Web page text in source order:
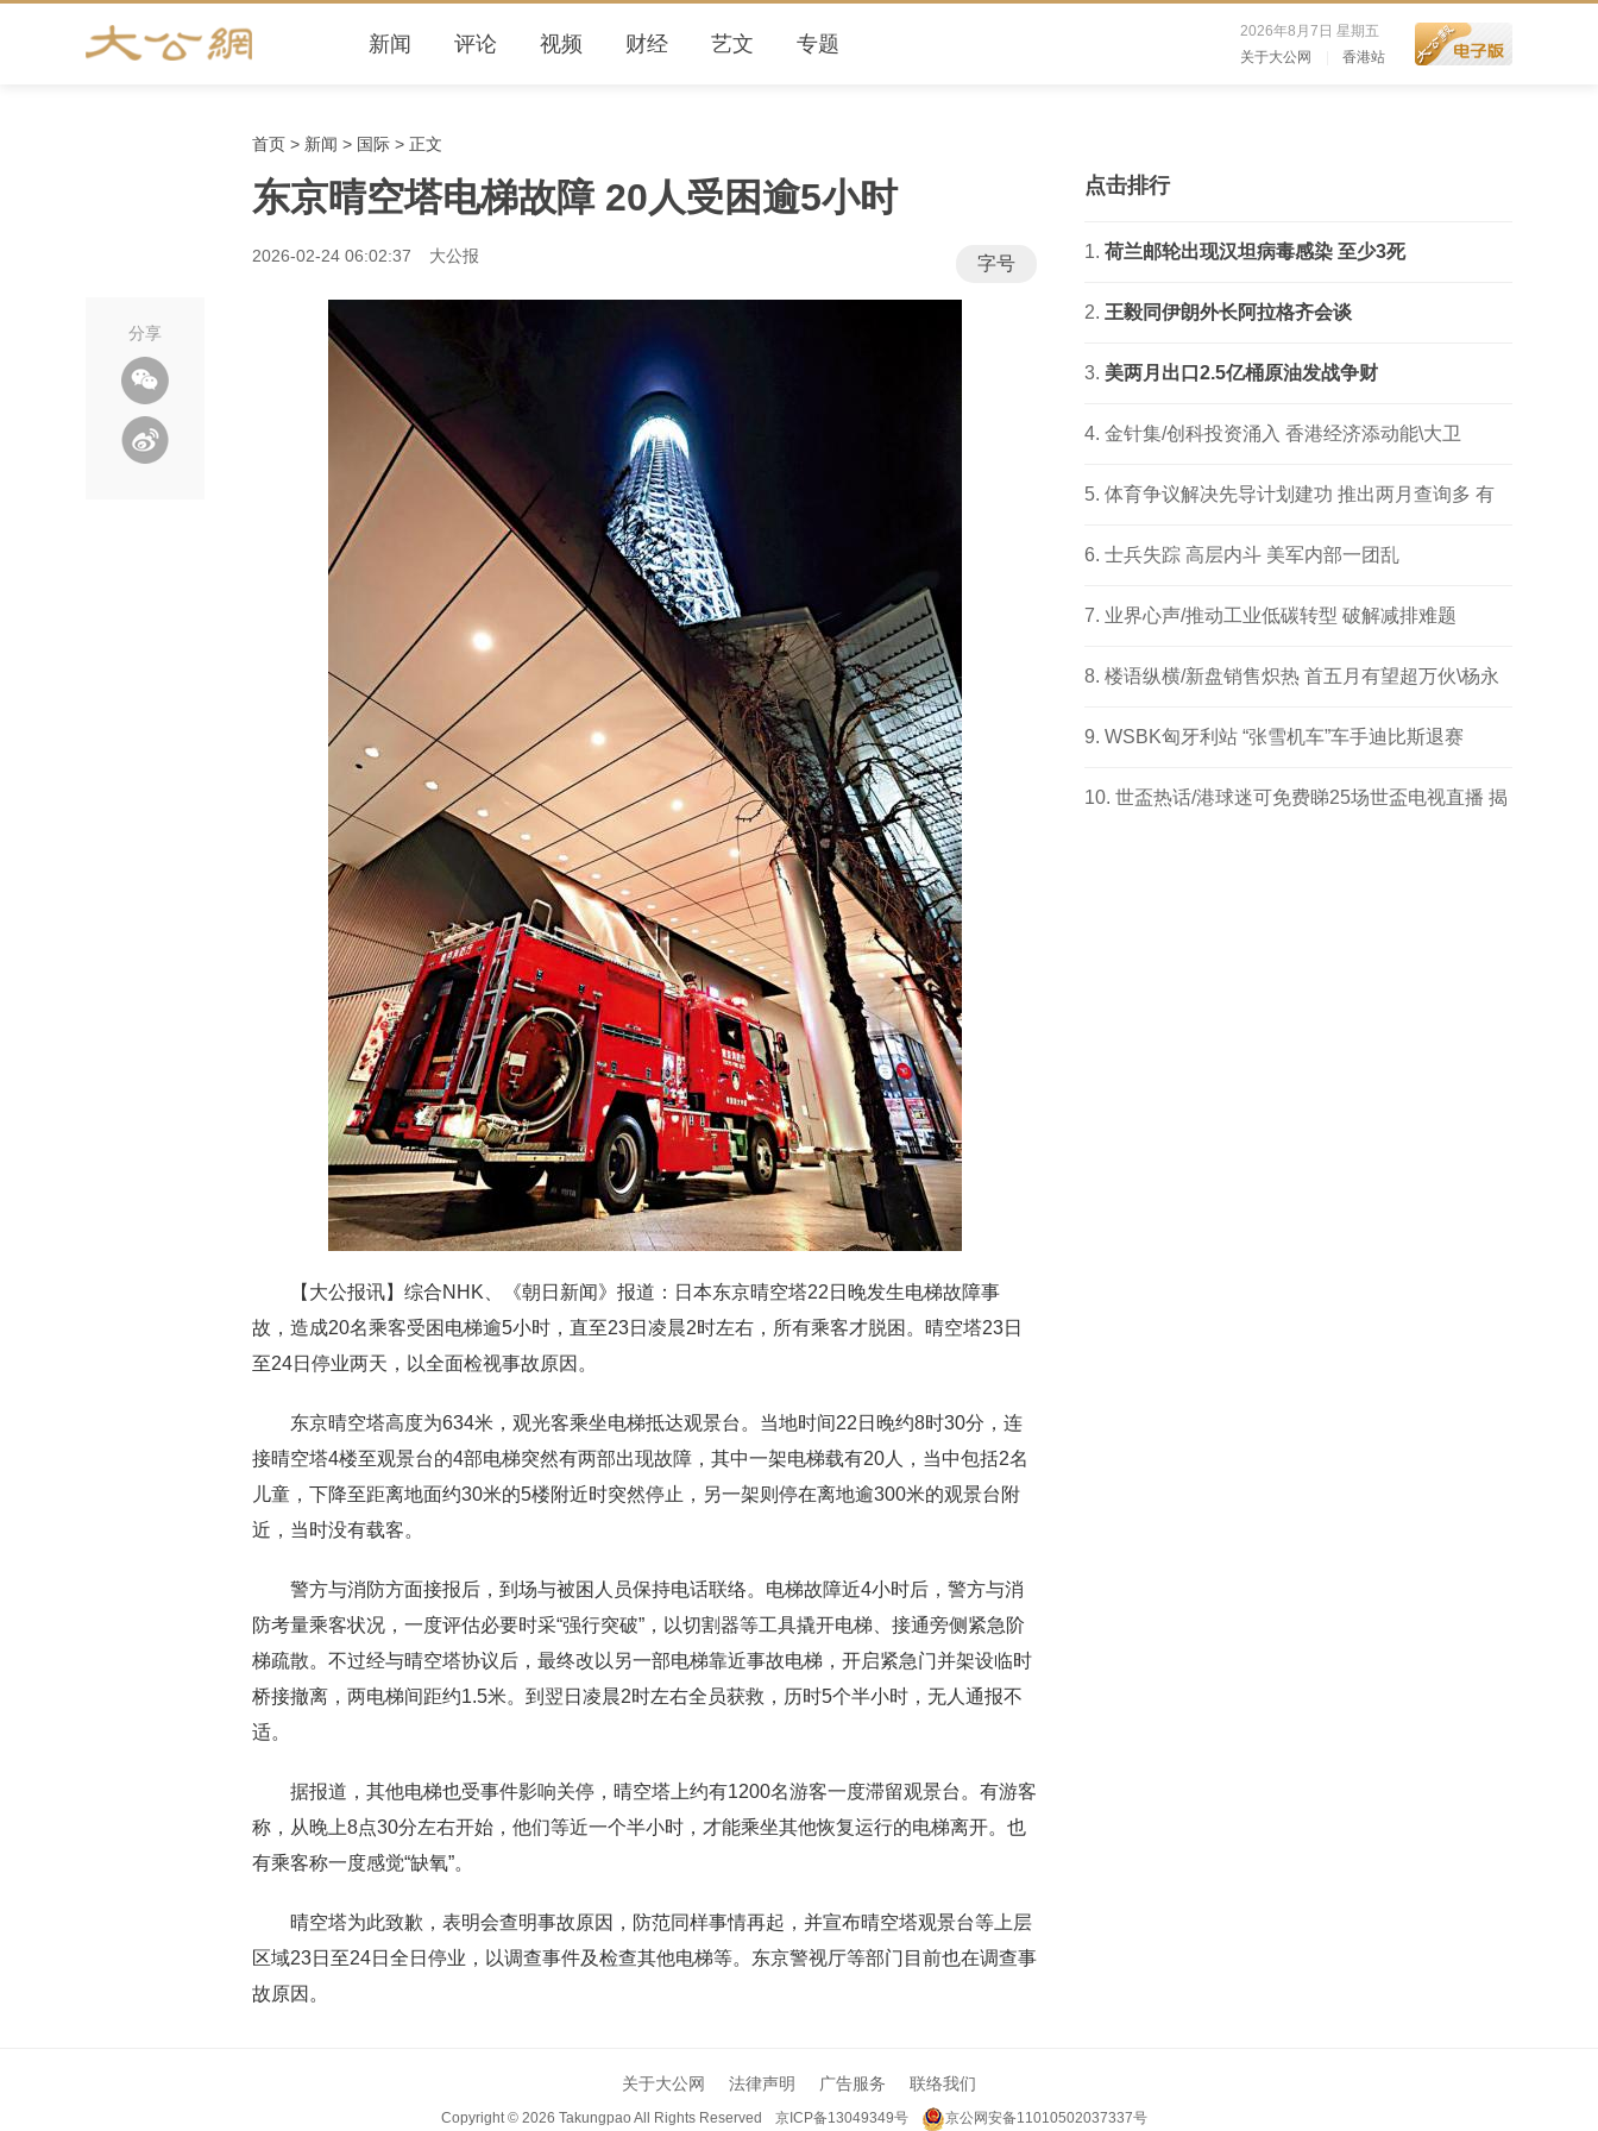
2026年8月7日 星期五
关于大公网
香港站
新闻 评论 视频 财经 艺文 专题
首页 > 新闻 > 国际 > 正文
东京晴空塔电梯故障 20人受困逾5小时
2026-02-24 06:02:37 大公报 字号
分享
【大公报讯】综合NHK、《朝日新闻》报道：日本东京晴空塔22日晚发生电梯故障事
故，造成20名乘客受困电梯逾5小时，直至23日凌晨2时左右，所有乘客才脱困。晴空塔23日
至24日停业两天，以全面检视事故原因。
东京晴空塔高度为634米，观光客乘坐电梯抵达观景台。当地时间22日晚约8时30分，连
接晴空塔4楼至观景台的4部电梯突然有两部出现故障，其中一架电梯载有20人，当中包括2名
儿童，下降至距离地面约30米的5楼附近时突然停止，另一架则停在离地逾300米的观景台附
近，当时没有载客。
警方与消防方面接报后，到场与被困人员保持电话联络。电梯故障近4小时后，警方与消
防考量乘客状况，一度评估必要时采“强行突破”，以切割器等工具撬开电梯、接通旁侧紧急阶
梯疏散。不过经与晴空塔协议后，最终改以另一部电梯靠近事故电梯，开启紧急门并架设临时
桥接撤离，两电梯间距约1.5米。到翌日凌晨2时左右全员获救，历时5个半小时，无人通报不
适。
据报道，其他电梯也受事件影响关停，晴空塔上约有1200名游客一度滞留观景台。有游客
称，从晚上8点30分左右开始，他们等近一个半小时，才能乘坐其他恢复运行的电梯离开。也
有乘客称一度感觉“缺氧”。
晴空塔为此致歉，表明会查明事故原因，防范同样事情再起，并宣布晴空塔观景台等上层
区域23日至24日全日停业，以调查事件及检查其他电梯等。东京警视厅等部门目前也在调查事
故原因。
点击排行
荷兰邮轮出现汉坦病毒感染 至少3死
王毅同伊朗外长阿拉格齐会谈
美两月出口2.5亿桶原油发战争财
金针集/创科投资涌入 香港经济添动能\大卫
体育争议解决先导计划建功 推出两月查询多 有
成功个案
士兵失踪 高层内斗 美军内部一团乱
业界心声/推动工业低碳转型 破解减排难题
楼语纵横/新盘销售炽热 首五月有望超万伙\杨永
健 WSBK匈牙利站 “张雪机车”车手迪比斯退赛
世盃热话/港球迷可免费睇25场世盃电视直播 揭
关于大公网 法律声明 广告服务 联络我们
Copyright © 2026 Takungpao All Rights Reserved 京ICP备13049349号 京公网安备11010502037337号